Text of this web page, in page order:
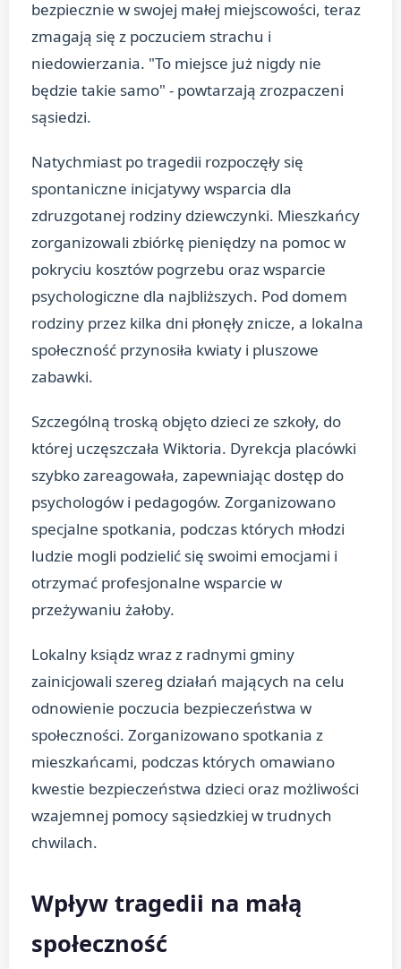
bezpiecznie w swojej małej miejscowości, teraz
zmagają się z poczuciem strachu i
niedowierzania. "To miejsce już nigdy nie
będzie takie samo" - powtarzają zrozpaczeni
sąsiedzi.
Natychmiast po tragedii rozpoczęły się
spontaniczne inicjatywy wsparcia dla
zdruzgotanej rodziny dziewczynki. Mieszkańcy
zorganizowali zbiórkę pieniędzy na pomoc w
pokryciu kosztów pogrzebu oraz wsparcie
psychologiczne dla najbliższych. Pod domem
rodziny przez kilka dni płonęły znicze, a lokalna
społeczność przynosiła kwiaty i pluszowe
zabawki.
Szczególną troską objęto dzieci ze szkoły, do
której uczęszczała Wiktoria. Dyrekcja placówki
szybko zareagowała, zapewniając dostęp do
psychologów i pedagogów. Zorganizowano
specjalne spotkania, podczas których młodzi
ludzie mogli podzielić się swoimi emocjami i
otrzymać profesjonalne wsparcie w
przeżywaniu żałoby.
Lokalny ksiądz wraz z radnymi gminy
zainicjowali szereg działań mających na celu
odnowienie poczucia bezpieczeństwa w
społeczności. Zorganizowano spotkania z
mieszkańcami, podczas których omawiano
kwestie bezpieczeństwa dzieci oraz możliwości
wzajemnej pomocy sąsiedzkiej w trudnych
chwilach.
Wpływ tragedii na małą
społeczność